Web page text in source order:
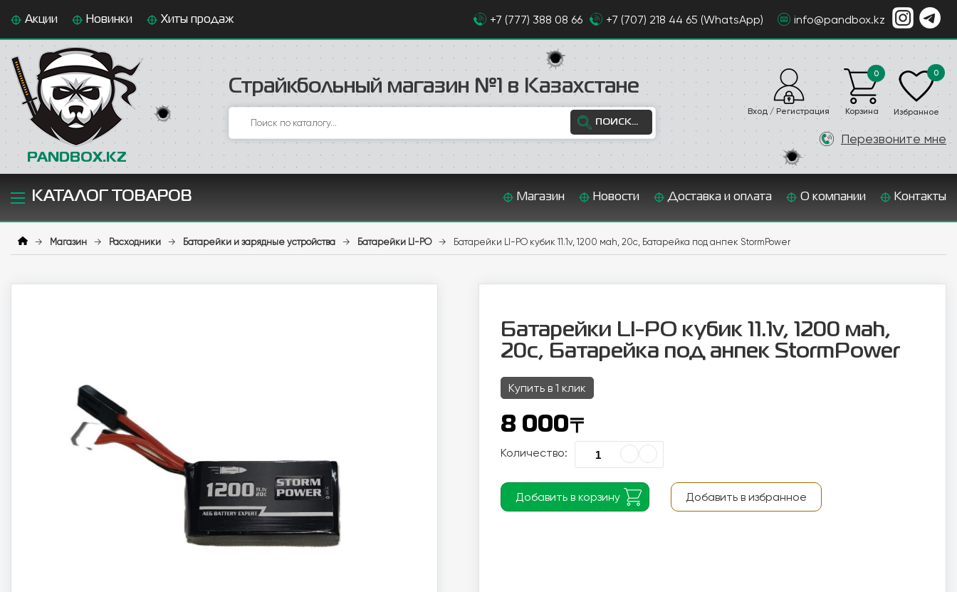
Акции Новинки Хиты продаж +7 (777) 388 08 66 +7 (707) 218 44 65 (WhatsApp) info@pandbox.kz
PANDBOX.KZ
Страйкбольный магазин №1 в Казахстане
ПОИСК...
Вход / Регистрация Корзина
0
Избранное
0
Перезвоните мне
КАТАЛОГ ТОВАРОВ Магазин Новости Доставка и оплата О компании Контакты
→ Магазин → Расходники → Батарейки и зарядные устройства → Батарейки LI-PO → Батарейки LI-PO кубик 11.1v, 1200 маh, 20c, Батарейка под анпек StormPower
Батарейки LI-PO кубик 11.1v, 1200 маh,
20c, Батарейка под анпек StormPower
Купить в 1 клик
8 000〒
Количество:
Добавить в корзину Добавить в избранное